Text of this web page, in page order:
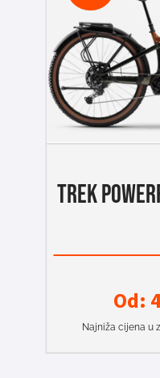
TREK
Od:
Najniža cijena u